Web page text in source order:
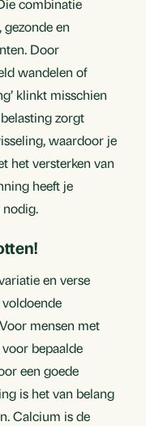
combinatie
en
Door
wandelen of
klinkt misschien
zorgt
waardoor je
het versterken van
heeft je
en verse
mensen met
bepaalde
een goede
is het van belang
Calcium is de